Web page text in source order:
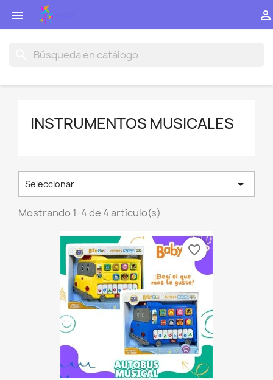
 
INSTRUMENTOS MUSICALES
Seleccionar 
Mostrando 1-4 de 4 artículo(s)
favorite_border